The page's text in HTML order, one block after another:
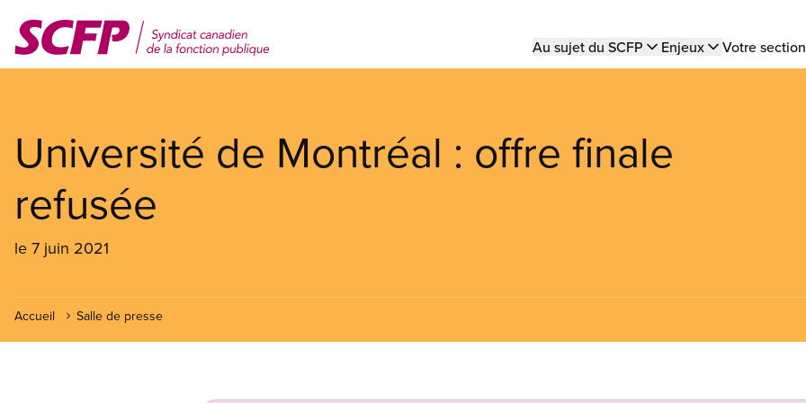
contenu
Main
Au sujet du SCFP Enjeux Votre
Université de Montréal : offre finale
refusée
le 7 juin 2021
Accueil Salle de presse